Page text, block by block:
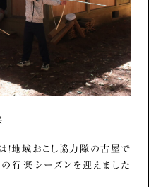
地域おこし協力隊の古屋で
の行楽シーズンを迎えました